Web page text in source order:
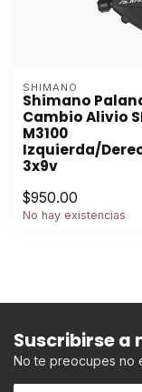
SHIMANO
Shimano
Cambio Alivio
M3100
Izquierda/
3x9v
$950.00
No hay existencias
Suscribirse a
No te preocupes no